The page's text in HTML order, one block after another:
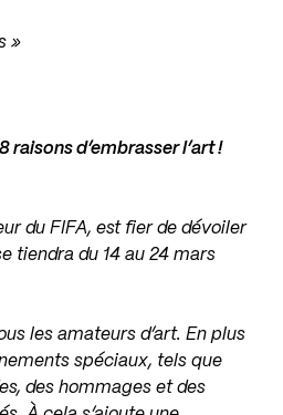
»
raisons d’embrasser l’art !
du FIFA, est fier de dévoiler
tiendra du 14 au 24 mars
les amateurs d’art. En plus
spéciaux, tels que
des hommages et des